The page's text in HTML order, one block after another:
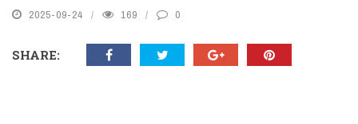
2025-09-24 169 0
SHARE: